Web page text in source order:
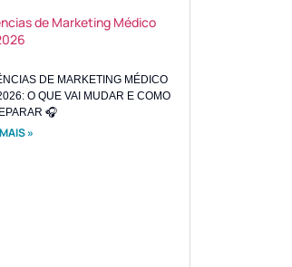
de Marketing Médico
DE MARKETING MÉDICO
O QUE VAI MUDAR E COMO
🎧
»